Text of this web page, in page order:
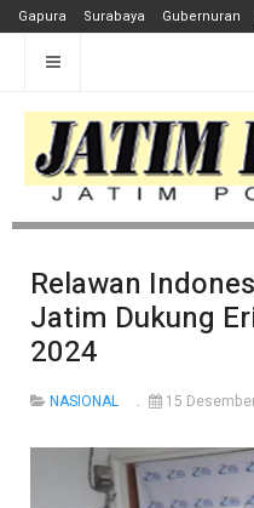
Gapura Surabaya Gubernuran
Relawan
Jatim Dukung
2024
NASIONAL 15